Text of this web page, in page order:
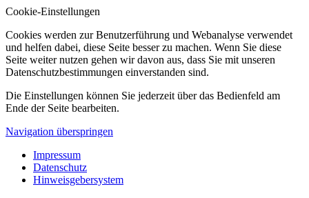
Cookie-Einstellungen
Cookies werden zur Benutzerführung und Webanalyse verwendet
und helfen dabei, diese Seite besser zu machen. Wenn Sie diese
Seite weiter nutzen gehen wir davon aus, dass Sie mit unseren
Datenschutzbestimmungen einverstanden sind.
Die Einstellungen können Sie jederzeit über das Bedienfeld am
Ende der Seite bearbeiten.
Navigation überspringen
Impressum
Datenschutz
Hinweisgebersystem